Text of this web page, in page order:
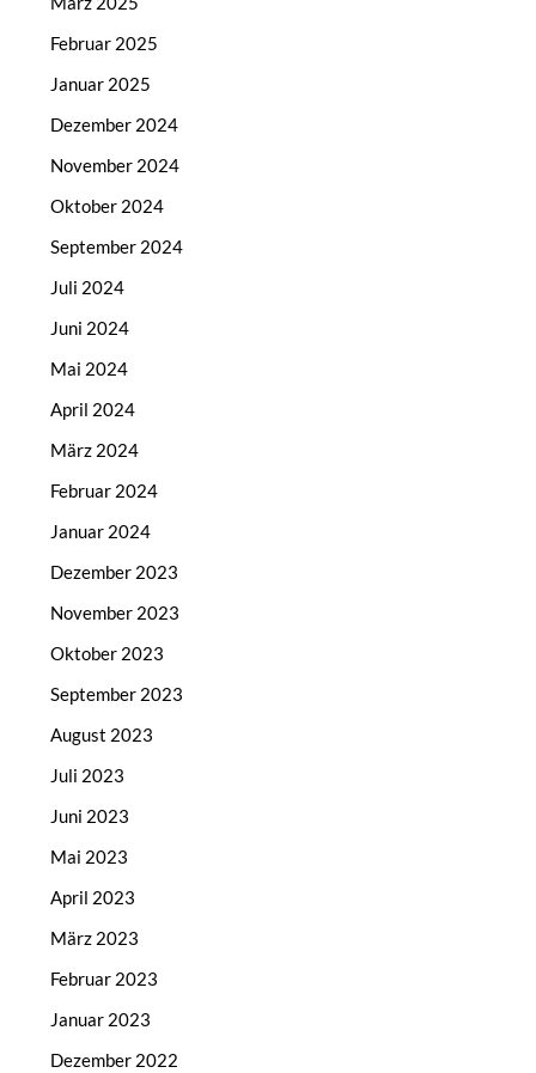
Februar 2025
Januar 2025
Dezember 2024
November 2024
Oktober 2024
September 2024
Juli 2024
Juni 2024
Mai 2024
April 2024
März 2024
Februar 2024
Januar 2024
Dezember 2023
November 2023
Oktober 2023
September 2023
August 2023
Juli 2023
Juni 2023
Mai 2023
April 2023
März 2023
Februar 2023
Januar 2023
Dezember 2022